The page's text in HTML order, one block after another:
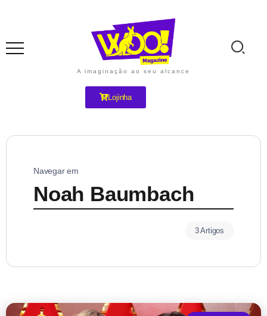
A imaginação ao seu alcance
Lojinha
Navegar em
Noah Baumbach
3 Artigos